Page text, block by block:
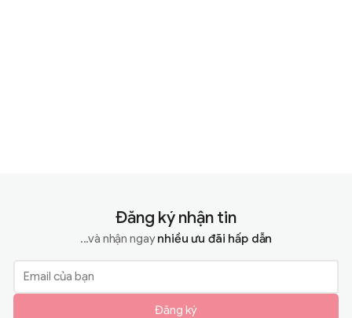
Đăng ký nhận tin
...và nhận ngaynhiều ưu đãi hấp dẫn
Đăng ký